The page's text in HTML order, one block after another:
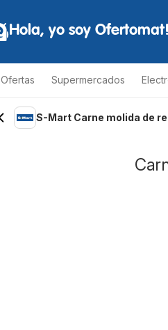
Hola, yo soy Ofertomat!
Ofertas Supermercados
S-Mart Carne molida de